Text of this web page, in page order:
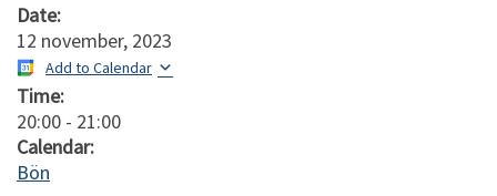
Date:
12 november, 2023
Add to Calendar
Time:
20:00 - 21:00
Calendar:
Bön